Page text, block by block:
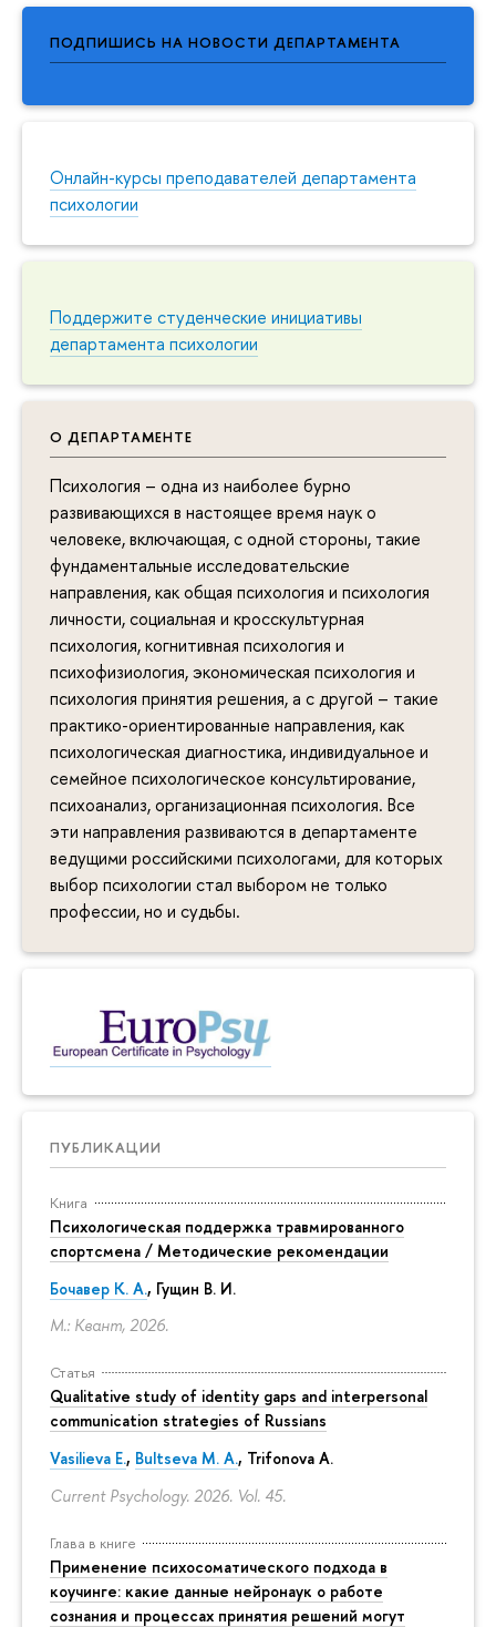
ПОДПИШИСЬ НА НОВОСТИ ДЕПАРТАМЕНТА
Онлайн-курсы преподавателей департамента
психологии
Поддержите студенческие инициативы
департамента психологии
О ДЕПАРТАМЕНТЕ
Психология – одна из наиболее бурно
развивающихся в настоящее время наук о
человеке, включающая, с одной стороны, такие
фундаментальные исследовательские
направления, как общая психология и психология
личности, социальная и кросскультурная
психология, когнитивная психология и
психофизиология, экономическая психология и
психология принятия решения, а с другой – такие
практико-ориентированные направления, как
психологическая диагностика, индивидуальное и
семейное психологическое консультирование,
психоанализ, организационная психология. Все
эти направления развиваются в департаменте
ведущими российскими психологами, для которых
выбор психологии стал выбором не только
профессии, но и судьбы.
ПУБЛИКАЦИИ
Книга
Психологическая поддержка травмированного
спортсмена / Методические рекомендации
Бочавер К. А., Гущин В. И.
М.: Квант, 2026.
Статья
Qualitative study of identity gaps and interpersonal
communication strategies of Russians
Vasilieva E., Bultseva M. A., Trifonova A.
Current Psychology. 2026. Vol. 45.
Глава в книге
Применение психосоматического подхода в
коучинге: какие данные нейронаук о работе
сознания и процессах принятия решений могут